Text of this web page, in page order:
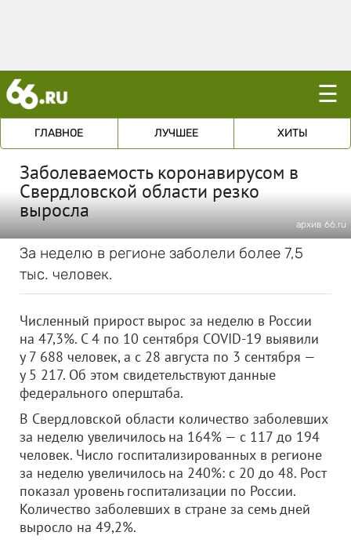
☰
ГЛАВНОЕ ЛУЧШЕЕ ХИТЫ
Заболеваемость коронавирусом в
Свердловской области резко
выросла
архив 66.ru
За неделю в регионе заболели более 7,5
тыс. человек.
Численный прирост вырос за неделю в России
на 47,3%. С 4 по 10 сентября COVID-19 выявили
у 7 688 человек, а с 28 августа по 3 сентября —
у 5 217. Об этом свидетельствуют данные
федерального оперштаба.
В Свердловской области количество заболевших
за неделю увеличилось на 164% — с 117 до 194
человек. Число госпитализированных в регионе
за неделю увеличилось на 240%: с 20 до 48. Рост
показал уровень госпитализации по России.
Количество заболевших в стране за семь дней
выросло на 49,2%.